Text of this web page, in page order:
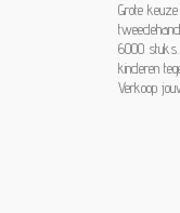
Grote
6000
kinderen
Verkoop